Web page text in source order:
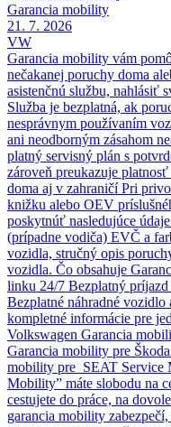
Garancia mobility
21. 7. 2026
VW
Garancia mobility vám
nečakanej poruchy doma
asistenčnú službu, nahlásiť
Služba je bezplatná, ak
nesprávnym používaním
ani neodborným zásahom
platný servisný plán s
zároveň preukazuje
doma aj v zahraničí Pri
knižku alebo OEV
poskytnúť nasledujúce
(prípadne vodiča) EVČ a
vozidla, stručný opis
vozidla. Čo obsahuje
linku 24/7 Bezplatný
Bezplatné náhradné
kompletné informácie pre
Volkswagen Garancia
Garancia mobility pre
mobility pre SEAT
Mobility” máte slobodu na
cestujete do práce, na
garancia mobility